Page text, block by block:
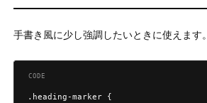
手書き風に少し強調したいときに使えます。
.heading-marker {